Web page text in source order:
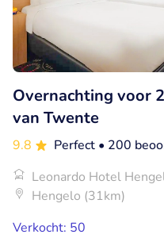
Overnachting voor
van Twente
9.8 Perfect • 200
Leonardo Hotel
Hengelo (31km)
Verkocht: 50